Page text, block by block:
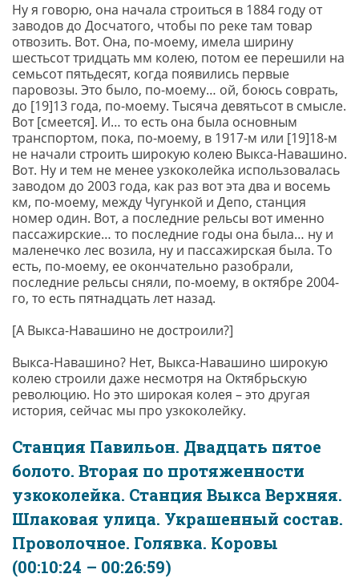
Ну я говорю, она начала строиться в 1884 году от
заводов до Досчатого, чтобы по реке там товар
отвозить. Вот. Она, по-моему, имела ширину
шестьсот тридцать мм колею, потом ее перешили на
семьсот пятьдесят, когда появились первые
паровозы. Это было, по-моему… ой, боюсь соврать,
до [19]13 года, по-моему. Тысяча девятьсот в смысле.
Вот [смеется]. И… то есть она была основным
транспортом, пока, по-моему, в 1917-м или [19]18-м
не начали строить широкую колею Выкса-Навашино.
Вот. Ну и тем не менее узкоколейка использовалась
заводом до 2003 года, как раз вот эта два и восемь
км, по-моему, между Чугункой и Депо, станция
номер один. Вот, а последние рельсы вот именно
пассажирские… то последние годы она была… ну и
маленечко лес возила, ну и пассажирская была. То
есть, по-моему, ее окончательно разобрали,
последние рельсы сняли, по-моему, в октябре 2004-
го, то есть пятнадцать лет назад.
[А Выкса-Навашино не достроили?]
Выкса-Навашино? Нет, Выкса-Навашино широкую
колею строили даже несмотря на Октябрьскую
революцию. Но это широкая колея – это другая
история, сейчас мы про узкоколейку.
Станция Павильон. Двадцать пятое
болото. Вторая по протяженности
узкоколейка. Станция Выкса Верхняя.
Шлаковая улица. Украшенный состав.
Проволочное. Голявка. Коровы
(00:10:24 – 00:26:59)